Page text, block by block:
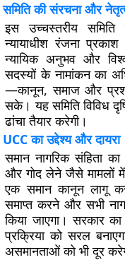
समिति की संरचना और
इस उच्चस्तरीय समिति
न्यायाधीश रंजना
न्यायिक अनुभव और
सदस्यों के नामांकन का
—कानून, समाज और
सके। यह समिति विविध
ढांचा तैयार करेगी।
UCC का उद्देश्य और दायरा
समान नागरिक संहिता का
और गोद लेने जैसे मामलों में
एक समान कानून लागू
समाप्त करने और सभी
किया जाएगा। सरकार
प्रक्रिया को सरल
असमानताओं को भी दूर